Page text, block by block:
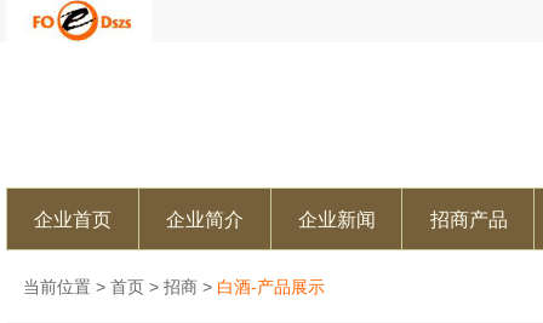
企业首页 企业简介 企业新闻 招商产品
当前位置 > 首页 > 招商 > 白酒-产品展示